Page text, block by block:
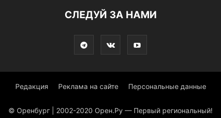
СЛЕДУЙ ЗА НАМИ
Редакция Реклама на сайте Персональные данные
© Оренбург | 2002-2020 Орен.Ру — Первый региональный!